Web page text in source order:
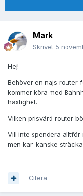
Mark
Skrivet 5
Hej!
Behöver en najs router
kommer köra med
hastighet.
Vilken prisvärd router
Vill inte spendera alltför
men kan kanske
Citera